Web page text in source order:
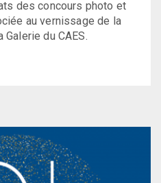
des concours photo et
au vernissage de la
du CAES.